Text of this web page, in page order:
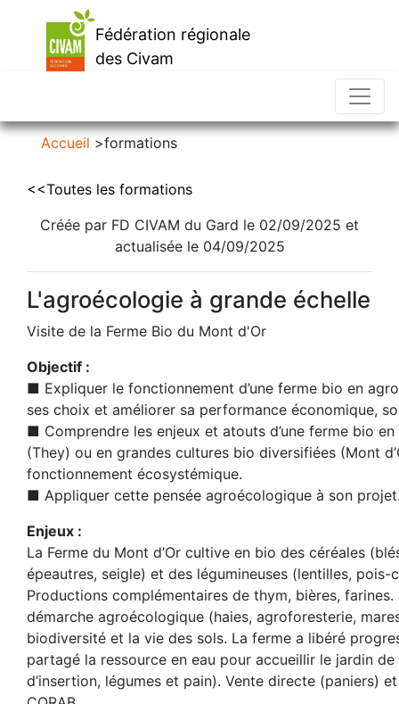
Fédération régionale
des Civam
Accueil >formations
<<Toutes les formations
Créée par FD CIVAM du Gard le 02/09/2025 et
actualisée le 04/09/2025
L'agroécologie à grande échelle
Visite de la Ferme Bio du Mont d'Or
Objectif :
■ Expliquer le fonctionnement d’une ferme bio en
ses choix et améliorer sa performance économique,
■ Comprendre les enjeux et atouts d’une ferme bio
(They) ou en grandes cultures bio diversifiées (Mont
fonctionnement écosystémique.
■ Appliquer cette pensée agroécologique à son
Enjeux :
La Ferme du Mont d’Or cultive en bio des céréales
épeautres, seigle) et des légumineuses (lentilles, pois-
Productions complémentaires de thym, bières,
démarche agroécologique (haies, agroforesterie,
biodiversité et la vie des sols. La ferme a libéré
partagé la ressource en eau pour accueillir le jardin
d’insertion, légumes et pain). Vente directe (paniers)